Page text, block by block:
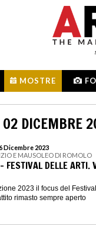
MOSTRE
02 DICEMBRE
Dicembre 2023
E MAUSOLEO DI ROMOLO
FESTIVAL DELLE ARTI.
2023 il focus del
rimasto sempre aperto